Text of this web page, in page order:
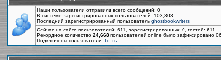
Наши пользователи отправили всего сообщений: 0
В системе зарегистрированных пользователей: 103,303
Последний зарегистрированный пользователь ghostbookwriters
Сейчас на сайте пользователей: 611, зарегистрированных: 0, гостей:
Рекордное количество 24,668 пользователей online было зафиксировано
Подключены пользователи: Гость